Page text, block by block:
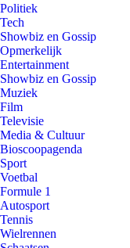
Politiek
Tech
Showbiz en Gossip
Opmerkelijk
Entertainment
Showbiz en Gossip
Muziek
Film
Televisie
Media & Cultuur
Bioscoopagenda
Sport
Voetbal
Formule 1
Autosport
Tennis
Wielrennen